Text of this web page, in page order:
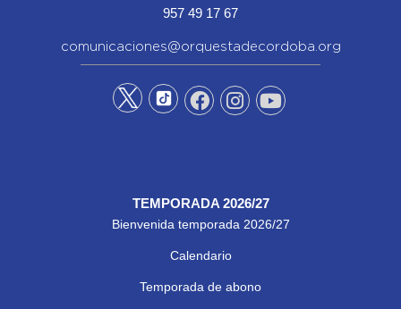
957 49 17 67
comunicaciones@orquestadecordoba.org
TEMPORADA 2026/27
Bienvenida temporada 2026/27
Calendario
Temporada de abono